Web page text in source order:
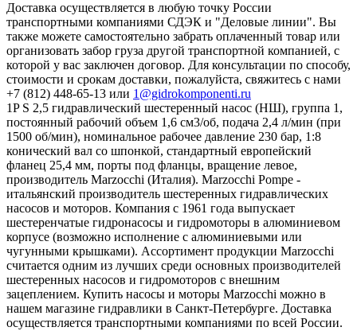
Доставка осуществляется в любую точку России
транспортными компаниями СДЭК и "Деловые линии". Вы
также можете самостоятельно забрать оплаченный товар или
организовать забор груза другой транспортной компанией, с
которой у вас заключен договор. Для консультации по способу,
стоимости и срокам доставки, пожалуйста, свяжитесь с нами
+7 (812) 448-65-13 или 1@gidrokomponenti.ru
1P S 2,5 гидравлический шестеренный насос (НШ), группа 1,
постоянный рабочий объем 1,6 см3/об, подача 2,4 л/мин (при
1500 об/мин), номинальное рабочее давление 230 бар, 1:8
конический вал со шпонкой, стандартный европейский
фланец 25,4 мм, порты под фланцы, вращение левое,
производитель Marzocchi (Италия). Marzocchi Pompe -
итальянский производитель шестеренных гидравлических
насосов и моторов. Компания с 1961 года выпускает
шестеренчатые гидронасосы и гидромоторы в алюминиевом
корпусе (возможно исполнение с алюминиевыми или
чугунными крышками). Ассортимент продукции Marzocchi
считается одним из лучших среди основных производителей
шестеренных насосов и гидромоторов с внешним
зацеплением. Купить насосы и моторы Marzocchi можно в
нашем магазине гидравлики в Санкт-Петербурге. Доставка
осуществляется транспортными компаниями по всей России.